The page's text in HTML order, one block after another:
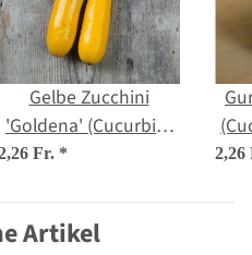
Gelbe Zucchini
'Goldena' (Cucurbita
pepo) Samen
Fr. *
Artikel